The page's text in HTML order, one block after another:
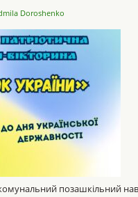
Doroshenko
позашкільний